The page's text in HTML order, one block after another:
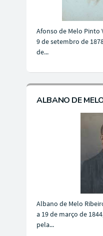
Afonso de Melo Pinto
9 de setembro de
de...
ALBANO DE
Albano de Melo
a 19 de março de
pela...